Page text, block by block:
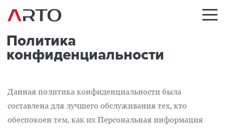
Политика
конфиденциальности
Данная политика конфиденциальности была
составлена для лучшего обслуживания тех, кто
обеспокоен тем, как их Персональная информация